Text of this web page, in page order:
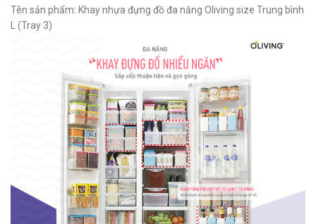
Tên sản phẩm: Khay nhựa đựng đồ đa năng Oliving size Trung bình
L (Tray 3)